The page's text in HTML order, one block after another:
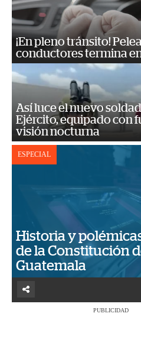
¡En pleno tránsito!
conductores termina
Así luce el nuevo
Ejército, equipado con
visión nocturna
ESPECIAL
Historia y
de la Constitución
Guatemala
PUBLICIDAD